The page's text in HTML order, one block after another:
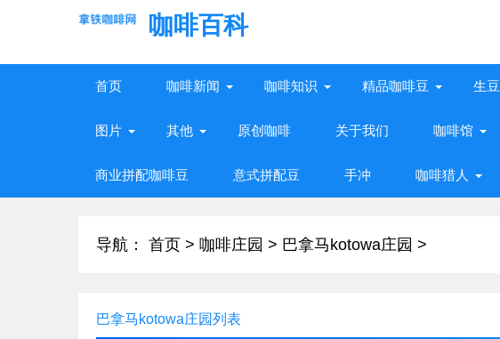
咖啡百科
首页 咖啡新闻 咖啡知识 精品咖啡豆 生豆
图片 其他 原创咖啡 关于我们 咖啡馆
商业拼配咖啡豆 意式拼配豆 手冲 咖啡猎人
导航： 首页 > 咖啡庄园 > 巴拿马kotowa庄园 >
巴拿马kotowa庄园列表